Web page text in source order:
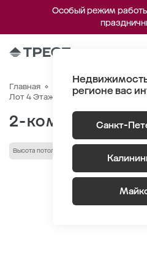
Особый режим
регионе вас
Санкт-
Главная Квартиры
Лот 4 Этаж 9
Секция 1
2-комнатная
Высота потолка 2.75 м